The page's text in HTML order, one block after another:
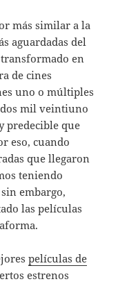
más similar a la
aguardadas del
en
de cines
uno o múltiples
mil veintiuno
predecible que
eso, cuando
que llegaron
teniendo
embargo,
las películas
películas de
estrenos